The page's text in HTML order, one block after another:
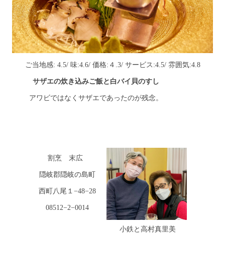
ご当地感: 4.5/ 味:4.6/ 価格:４.3/ サービス:4.5/ 雰囲気:4.8
サザエの炊き込みご飯と白バイ貝のすし
アワビではなくサザエであったのが残念。
割烹 末広
隠岐郡隠岐の島町
西町八尾１−48−28
08512−2−0014
小鉄と高村真里美